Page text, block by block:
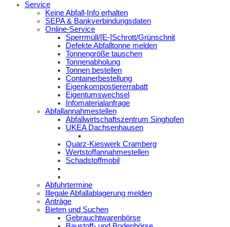
Service
Keine Abfall-Info erhalten
SEPA & Bankverbindungsdaten
Online-Service
Sperrmüll/[E-]Schrott/Grünschnit
Defekte Abfalltonne melden
Tonnengröße tauschen
Tonnenabholung
Tonnen bestellen
Containerbestellung
Eigenkompostiererrabatt
Eigentumswechsel
Infomaterialanfrage
Abfallannahmestellen
Abfallwirtschaftszentrum Singhofen
UKEA Dachsenhausen
Quarz-Kieswerk Cramberg
Wertstoffannahmestellen
Schadstoffmobil
Abfuhrtermine
Illegale Abfallablagerung melden
Anträge
Bieten und Suchen
Gebrauchtwarenbörse